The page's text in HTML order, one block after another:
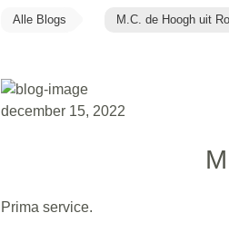
Alle Blogs M.C. de Hoogh uit
december 15, 2022
Prima service.